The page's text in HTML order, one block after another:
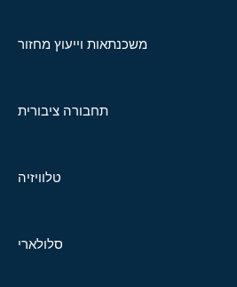
משכנתאות וייעוץ מחזור
תחבורה ציבורית
טלוויזיה
סלולארי